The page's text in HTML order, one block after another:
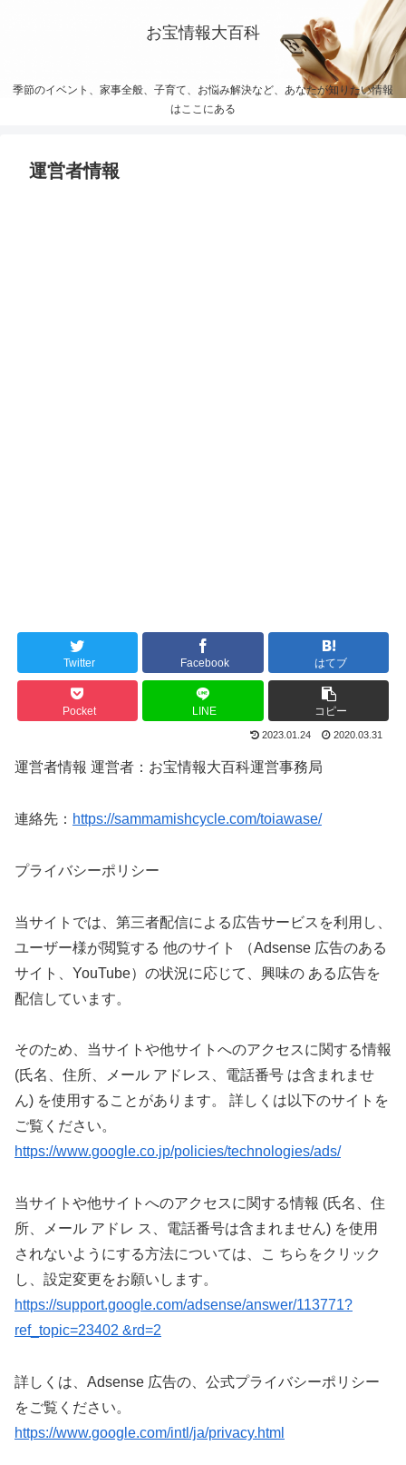
お宝情報大百科
季節のイベント、家事全般、子育て、お悩み解決など、あなたが知りたい情報
はここにある
運営者情報
Twitter Facebook はてブ
Pocket LINE コピー
2023.01.24 2020.03.31
運営者情報 運営者：お宝情報大百科運営事務局
連絡先： https://sammamishcycle.com/toiawase/
プライバシーポリシー
当サイトでは、第三者配信による広告サービスを利用し、
ユーザー様が閲覧する 他のサイト （Adsense 広告のある
サイト、YouTube）の状況に応じて、興味の ある広告を
配信しています。
そのため、当サイトや他サイトへのアクセスに関する情報
(氏名、住所、メール アドレス、電話番号 は含まれませ
ん) を使用することがあります。 詳しくは以下のサイトを
ご覧ください。
https://www.google.co.jp/policies/technologies/ads/
当サイトや他サイトへのアクセスに関する情報 (氏名、住
所、メール アドレ ス、電話番号は含まれません) を使用
されないようにする方法については、こ ちらをクリック
し、設定変更をお願いします。
https://support.google.com/adsense/answer/113771?
ref_topic=23402 &rd=2
詳しくは、Adsense 広告の、公式プライバシーポリシー
をご覧ください。
https://www.google.com/intl/ja/privacy.html